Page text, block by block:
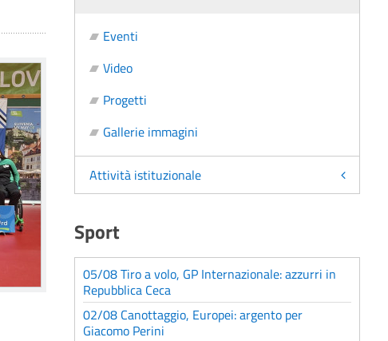
Eventi
Video
Progetti
Gallerie immagini
Attività istituzionale
Sport
05/08 Tiro a volo, GP Internazionale: azzurri in
Repubblica Ceca
02/08 Canottaggio, Europei: argento per
Giacomo Perini